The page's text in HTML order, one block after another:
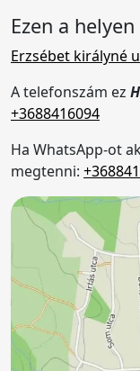
Ezen a
Erzsébet királyné
A telefonszám ez
+3688416094
Ha WhatsApp-ot
megtenni: